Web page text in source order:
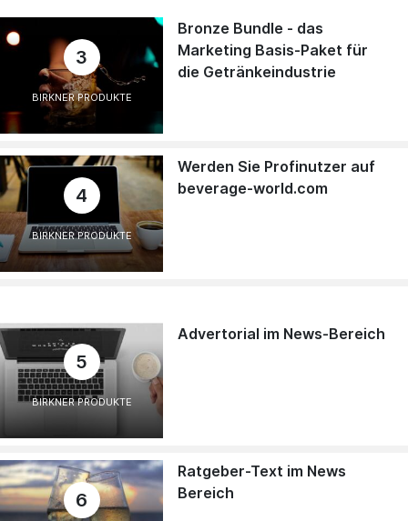
3
BIRKNER PRODUKTE
Bronze Bundle - das
Marketing Basis-Paket für
die Getränkeindustrie
4
BIRKNER PRODUKTE
Werden Sie Profinutzer auf
beverage-world.com
5
BIRKNER PRODUKTE
Advertorial im News-Bereich
6
Ratgeber-Text im News
Bereich